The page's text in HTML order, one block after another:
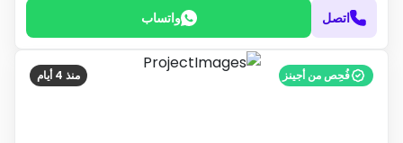
اتصل واتساب
منذ 4 أيام فُحِص من أجينز